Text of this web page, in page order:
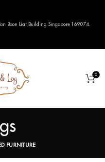
0
FURNITURE
Boon Liat Building Singapore 169074.